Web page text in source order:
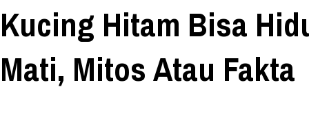
Kucing Hitam Bisa
Mati, Mitos Atau Fakta